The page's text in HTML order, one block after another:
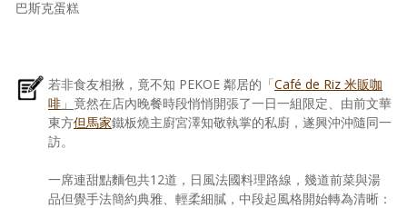
巴斯克蛋糕
若非食友相揪，竟不知 PEKOE 鄰居的「Café de Riz 米販咖
啡 」 竟然在店內晚餐時段悄悄開張了一日一組限定、由前文華
東方但馬家鐵板燒主廚宮澤知敬執掌的私廚，遂興沖沖隨同一
訪。
一席連甜點麵包共12道，日風法國料理路線，幾道前菜與湯
品但覺手法簡約典雅、輕柔細膩，中段起風格開始轉為清晰：